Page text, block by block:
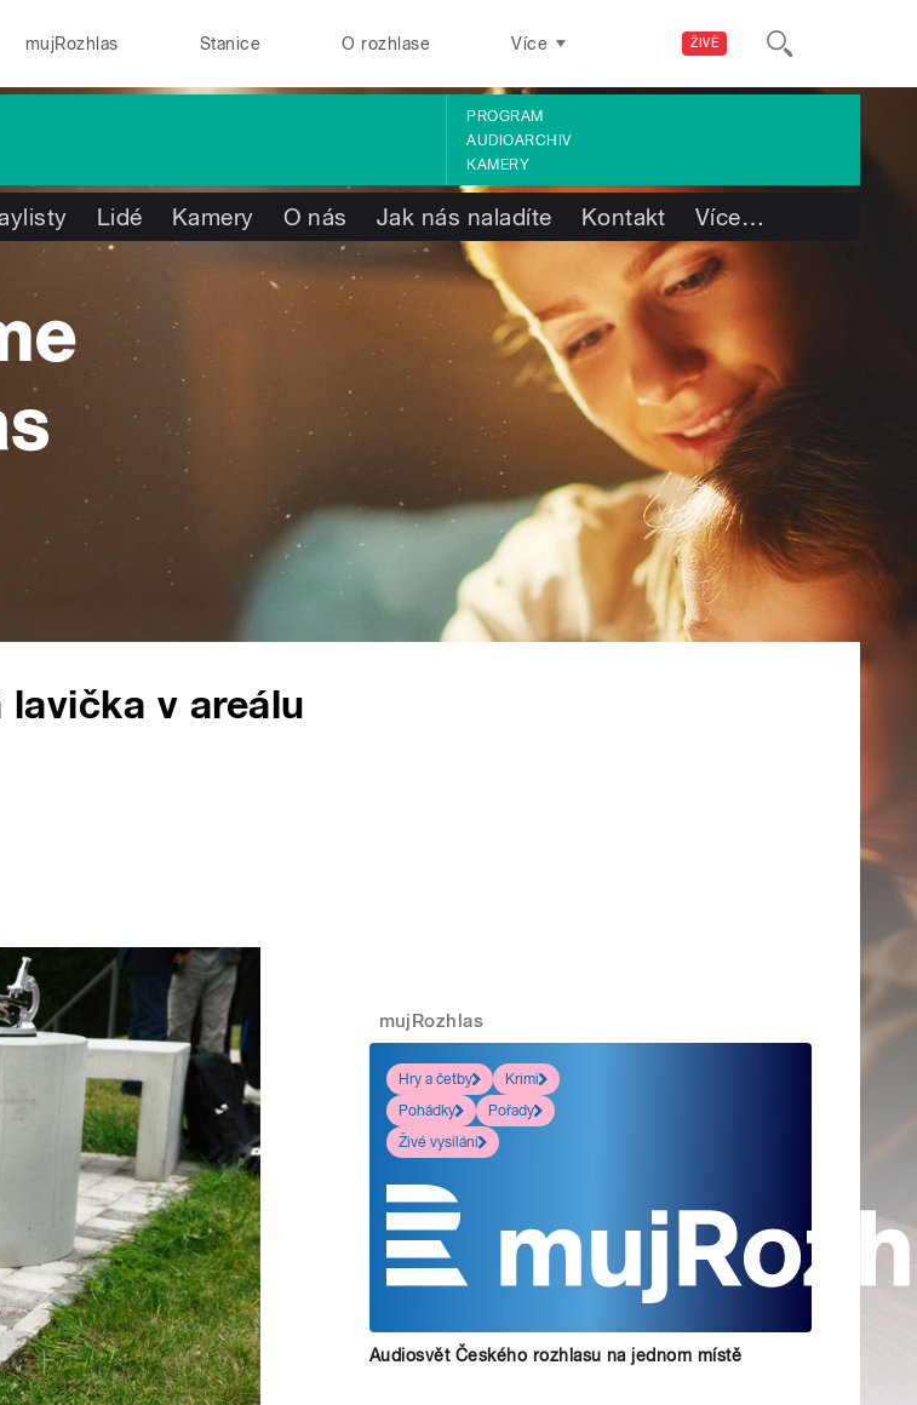
ŽIVĚ
mujRozhlas Stanice O rozhlase Více
PROGRAM
AUDIOARCHIV
KAMERY
Lidé Kamery O nás Jak nás naladíte Kontakt Více…
v areálu
mujRozhlas
Hry a četby
Krimi
Pohádky
Pořady
Živé vysílání
Audiosvět Českého rozhlasu na jednom místě